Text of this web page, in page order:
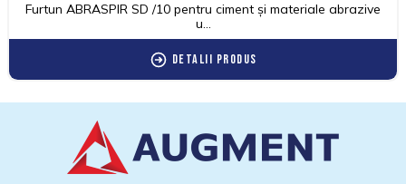
Furtun ABRASPIR SD /10 pentru ciment și materiale abrazive
u...
Detalii produs